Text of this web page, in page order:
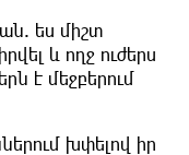
ես միշտ
և ողջ ուժերս
է մեջբերում
խփելով իր